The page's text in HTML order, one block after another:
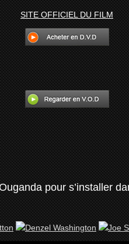
SITE OFFICIEL DU FILM
pour s’installer